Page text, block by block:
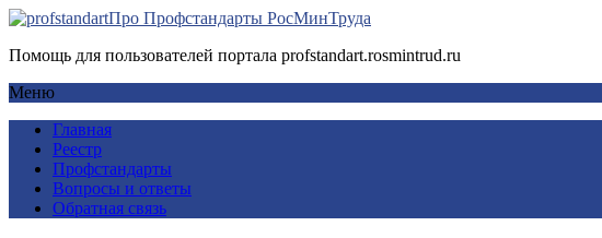
Про Профстандарты РосМинТруда
Помощь для пользователей портала profstandart.rosmintrud.ru
Меню
Главная
Реестр
Профстандарты
Вопросы и ответы
Обратная связь